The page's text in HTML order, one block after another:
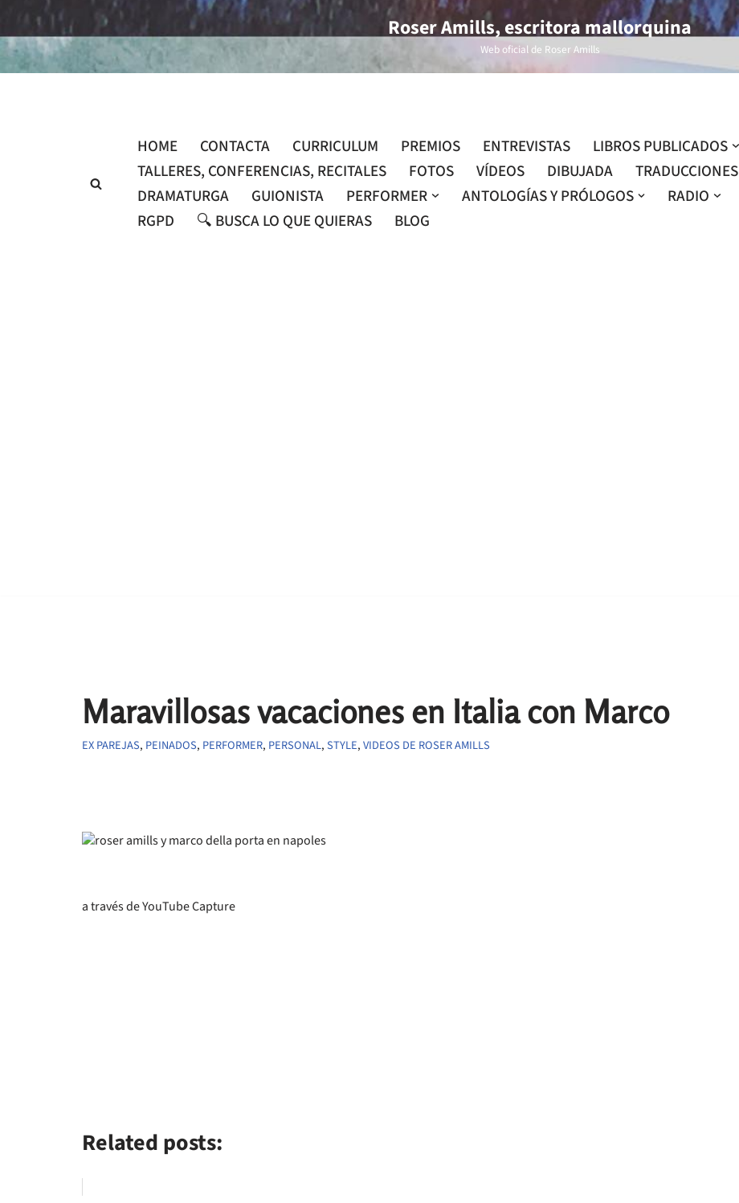
Saltar
contenido
Roser Amills, escritora mallorquina
Web oficial de Roser Amills
HOME CONTACTA CURRICULUM PREMIOS ENTREVISTAS
LIBROS PUBLICADOS
TALLERES, CONFERENCIAS, RECITALES
FOTOS VÍDEOS DIBUJADA TRADUCCIONES
DRAMATURGA
GUIONISTA PERFORMER ANTOLOGÍAS Y PRÓLOGOS RADIO
RGPD
🔍 BUSCA LO QUE QUIERAS BLOG
Maravillosas vacaciones en Italia con Marco
EX PAREJAS, PEINADOS, PERFORMER, PERSONAL,STYLE,VIDEOS DE ROSER AMILLS
a través de YouTube Capture
Related posts: